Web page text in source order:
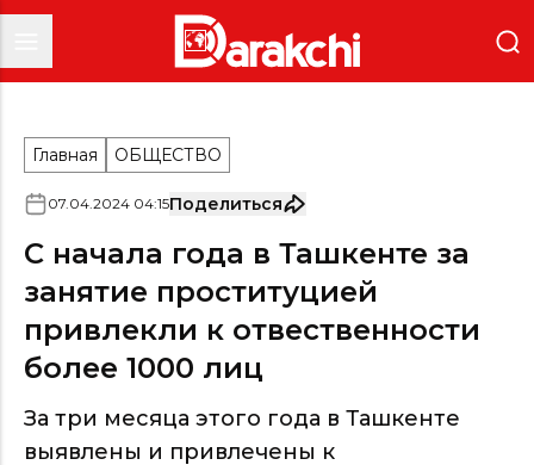
Главная ОБЩЕСТВО
07.04.2024 04:15Поделиться
С начала года в Ташкенте за
занятие проституцией
привлекли к отвественности
более 1000 лиц
За три месяца этого года в Ташкенте
выявлены и привлечены к